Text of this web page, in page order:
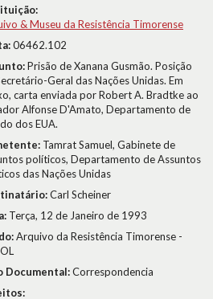
& Museu da Resistência Timorense
06462.102
Prisão de Xanana Gusmão. Posição
Geral das Nações Unidas. Em
carta enviada por Robert A. Bradtke ao
Alfonse D'Amato, Departamento de
dos EUA.
Tamrat Samuel, Gabinete de
políticos, Departamento de Assuntos
das Nações Unidas
Carl Scheiner
Terça, 12 de Janeiro de 1993
Arquivo da Resistência Timorense -
Documental:Correspondencia